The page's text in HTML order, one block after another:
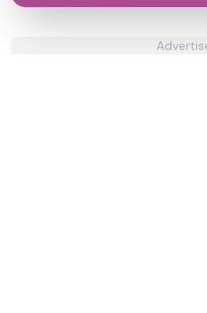
Infection